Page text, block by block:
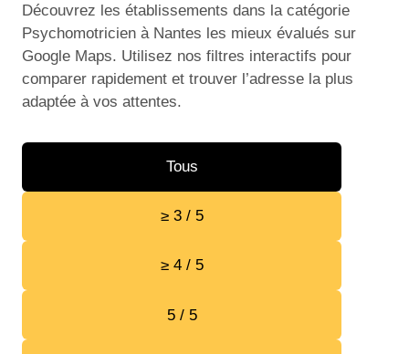
Découvrez les établissements dans la catégorie
Psychomotricien à Nantes les mieux évalués sur
Google Maps. Utilisez nos filtres interactifs pour
comparer rapidement et trouver l’adresse la plus
adaptée à vos attentes.
Tous
≥ 3 / 5
≥ 4 / 5
5 / 5